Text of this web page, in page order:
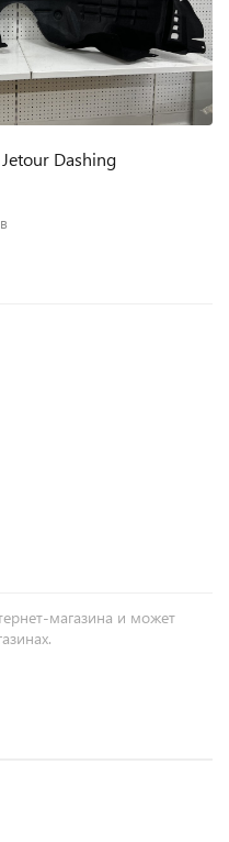
Dashing
магазина и может